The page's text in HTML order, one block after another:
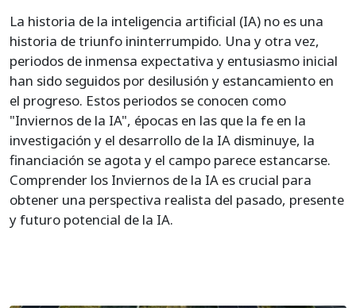
La historia de la inteligencia artificial (IA) no es una
historia de triunfo ininterrumpido. Una y otra vez,
periodos de inmensa expectativa y entusiasmo inicial
han sido seguidos por desilusión y estancamiento en
el progreso. Estos periodos se conocen como
"Inviernos de la IA", épocas en las que la fe en la
investigación y el desarrollo de la IA disminuye, la
financiación se agota y el campo parece estancarse.
Comprender los Inviernos de la IA es crucial para
obtener una perspectiva realista del pasado, presente
y futuro potencial de la IA.